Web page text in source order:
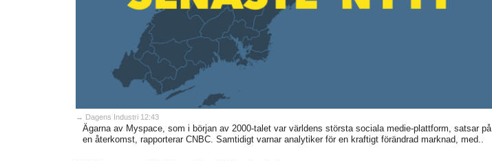
→ Dagens Industri 12:43
Ägarna av Myspace, som i början av 2000-talet var världens största sociala medie-plattform, satsar på
en återkomst, rapporterar CNBC. Samtidigt varnar analytiker för en kraftigt förändrad marknad, med..